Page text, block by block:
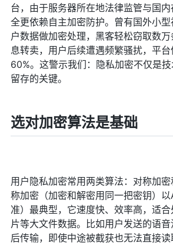
台，由于服务器所在地法律监管与国
全更依赖自主加密防护。曾有国外小
户数据做加密处理，黑客轻松窃取数
息转卖，用户后续遭遇频繁骚扰，平
60%。这警示我们：隐私加密不仅是
留存的关键。
选对加密算法是基础
用户隐私加密常用两类算法：对称加
称加密（加密和解密用同一把密钥）
准）最典型，它速度快、效率高，适
片等大文件数据。比如用户发送的语
后传输，即使中途被截获也无法直接读